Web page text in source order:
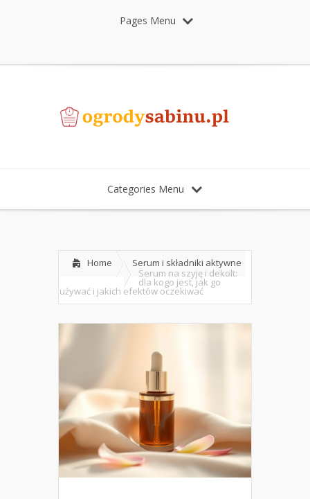
Pages Menu
Categories Menu
Home
Serum i składniki aktywne
Serum na szyję i dekolt:
dla kogo jest, jak go
używać i jakich efektów oczekiwać